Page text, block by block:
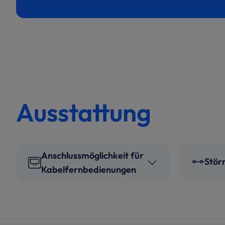
Ausstattung
Anschlussmöglichkeit für
Kabelfernbedienungen